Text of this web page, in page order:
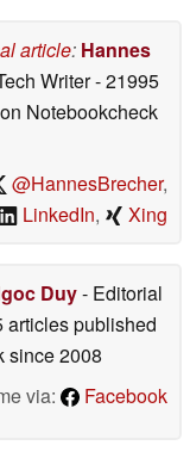
article: Hannes
Writer- 21995
Notebookcheck
@HannesBrecher,
LinkedIn, Xing
Duy- Editorial
articles published
since 2008
via:
Facebook